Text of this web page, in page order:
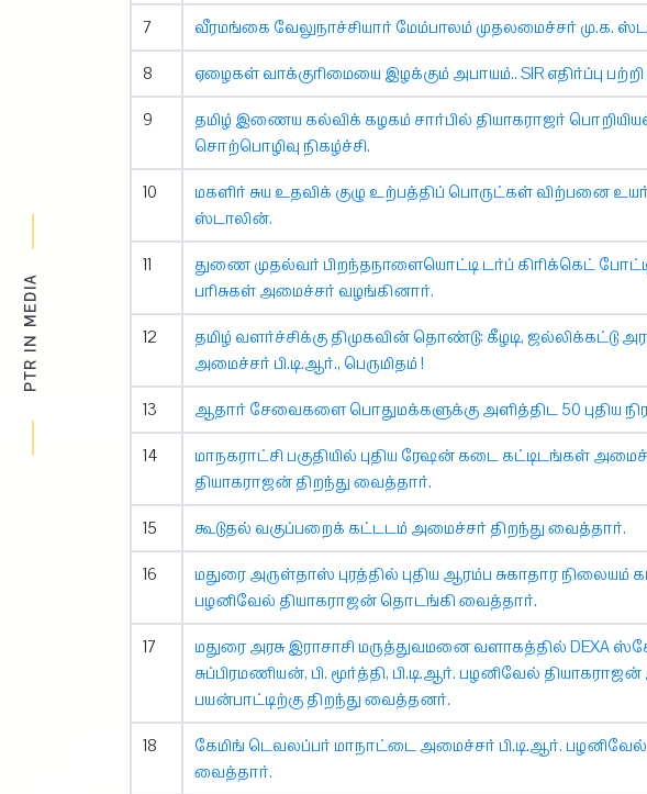
PTR IN MEDIA
7 வீரமங்கை வேலுநாச்சியார் மேம்பாலம் முதலமைச்சர் மு.க.
8 ஏழைகள் வாக்குரிமையை இழக்கும் அபாயம்.. SIR எதிர்ப்பு பற்றி
9
தமிழ் இணைய கல்விக் கழகம் சார்பில் தியாகராஜர்
சொற்பொழிவு நிகழ்ச்சி.
10
மகளிர் சுய உதவிக் குழு உற்பத்திப் பொருட்கள் விற்பனை
ஸ்டாலின்.
11
துணை முதல்வர் பிறந்தநாளையொட்டி டர்ப் கிரிக்கெட்
பரிசுகள் அமைச்சர் வழங்கினார்.
12
தமிழ் வளர்ச்சிக்கு திமுகவின் தொண்டு: கீழடி, ஜல்லிக்கட்டு
அமைச்சர் பி.டி.ஆர்., பெருமிதம் !
13 ஆதார் சேவைகளை பொதுமக்களுக்கு அளித்திட 50 புதிய
14
மாநகராட்சி பகுதியில் புதிய ரேஷன் கடை கட்டிடங்கள்
தியாகராஜன் திறந்து வைத்தார்.
15 கூடுதல் வகுப்பறைக் கட்டடம் அமைச்சர் திறந்து வைத்தார்.
16
மதுரை அருள்தாஸ் புரத்தில் புதிய ஆரம்ப சுகாதார
பழனிவேல் தியாகராஜன் தொடங்கி வைத்தார்.
17
மதுரை அரசு இராசாசி மருத்துவமனை வளாகத்தில் DEXA
சுப்பிரமணியன், பி. மூர்த்தி, பி.டி.ஆர். பழனிவேல்
பயன்பாட்டிற்கு திறந்து வைத்தனர்.
18
கேமிங் டெவலப்பர் மாநாட்டை அமைச்சர் பி.டி.ஆர்.
வைத்தார்.